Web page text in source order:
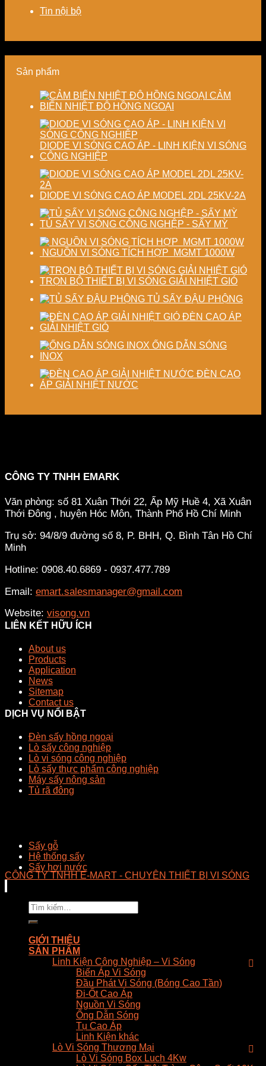
thành
sản
năng
chất
lượng
phẩm
tiết
kiệm
lượng
định
lượng
sấy
nghiệp
Tin nội bộ
Sản phẩm
CẢM
BIẾN NHIỆT ĐỘ HỒNG NGOẠI
DIODE VI SÓNG CAO ÁP - LINH KIỆN VI SÓNG
CÔNG NGHIỆP
DIODE VI SÓNG CAO ÁP MODEL 2DL 25KV-2A
TỦ SẤY VI SÓNG CÔNG NGHỆP - SẤY MỲ
NGUỒN VI SÓNG TÍCH HỢP MGMT 1000W
TRỌN BỘ THIẾT BỊ VI SÓNG GIẢI NHIỆT GIÓ
TỦ SẤY ĐẬU PHỘNG
ĐÈN CAO ÁP
GIẢI NHIỆT GIÓ
ỐNG DẪN SÓNG
INOX
ĐÈN CAO
ÁP GIẢI NHIỆT NƯỚC
CÔNG TY TNHH EMARK
Văn phòng: số 81 Xuân Thới 22, Ấp Mỹ Huề 4, Xã Xuân
Thới Đông , huyện Hóc Môn, Thành Phố Hồ Chí Minh
Trụ sở: 94/8/9 đường số 8, P. BHH, Q. Bình Tân Hồ Chí
Minh
Hotline: 0908.40.6869 - 0937.477.789
Email: emart.salesmanager@gmail.com
Website: visong.vn
LIÊN KẾT HỮU ÍCH
About us
Products
Application
News
Sitemap
Contact us
DỊCH VỤ NỔI BẬT
Đèn sấy hồng ngoại
Lò sấy công nghiệp
Lò vi sóng công nghiệp
Lò sấy thực phẩm công nghiệp
Máy sấy nông sản
Tủ rã đông
Sấy gỗ
Hệ thống sấy
Sấy hơi nước
CÔNG TY TNHH E-MART - CHUYÊN THIẾT BỊ VI SÓNG
Tìm
kiếm:
GIỚI THIỆU
SẢN PHẨM
Linh Kiện Công Nghiệp – Vi Sóng
Biến Áp Vi Sóng
Đầu Phát Vi Sóng (Bóng Cao Tần)
Đi-Ốt Cao Áp
Nguồn Vi Sóng
Ống Dẫn Sóng
Tụ Cao Áp
Linh Kiện khác
Lò Vi Sóng Thương Mại
Lò Vi Sóng Box Luch 4Kw